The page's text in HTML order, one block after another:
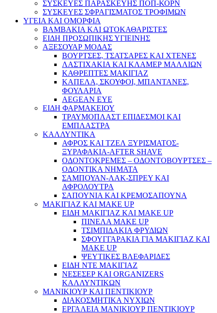
ΣΥΣΚΕΥΕΣ ΠΑΡΑΣΚΕΥΗΣ ΠΟΠ-ΚΟΡΝ
ΣΥΣΚΕΥΕΣ ΣΦΡΑΓΙΣΜΑΤΟΣ ΤΡΟΦΙΜΩΝ
ΥΓΕΙΑ ΚΑΙ ΟΜΟΡΦΙΑ
ΒΑΜΒΑΚΙΑ ΚΑΙ ΩΤΟΚΑΘΑΡΙΣΤΕΣ
ΕΙΔΗ ΠΡΟΣΩΠΙΚΗΣ ΥΓΙΕΙΝΗΣ
ΑΞΕΣΟΥΑΡ ΜΟΔΑΣ
ΒΟΥΡΤΣΕΣ, ΤΣΑΤΣΑΡΕΣ ΚΑΙ ΧΤΕΝΕΣ
ΛΑΣΤΙΧΑΚΙΑ ΚΑΙ ΚΛΑΜΕΡ ΜΑΛΛΙΩΝ
ΚΑΘΡΕΠΤΕΣ ΜΑΚΙΓΙΑΖ
ΚΑΠΕΛΑ, ΣΚΟΥΦΟΙ, ΜΠΑΝΤΑΝΕΣ,
ΦΟΥΛΑΡΙΑ
AEGEAN EYE
ΕΙΔΗ ΦΑΡΜΑΚΕΙΟΥ
ΤΡΑΥΜΟΠΛΑΣΤ ΕΠΙΔΕΣΜΟΙ ΚΑΙ
ΕΜΠΛΑΣΤΡΑ
ΚΑΛΛΥΝΤΙΚΑ
ΑΦΡΟΣ ΚΑΙ ΤΖΕΛ ΞΥΡΙΣΜΑΤΟΣ-
ΞΥΡΑΦΑΚΙΑ-AFTER SHAVE
ΟΔΟΝΤΟΚΡΕΜΕΣ – ΟΔΟΝΤΟΒΟΥΡΤΣΕΣ –
ΟΔΟΝΤΙΚΑ ΝΗΜΑΤΑ
ΣΑΜΠΟΥΑΝ-ΛΑΚ-ΣΠΡΕΥ ΚΑΙ
ΑΦΡΟΛΟΥΤΡΑ
ΣΑΠΟΥΝΙΑ ΚΑΙ ΚΡΕΜΟΣΑΠΟΥΝΑ
ΜΑΚΙΓΙΑΖ ΚΑΙ MAKE UP
ΕΙΔΗ ΜΑΚΙΓΙΑΖ ΚΑΙ MAKE UP
ΠΙΝΕΛΑ MAKE UP
ΤΣΙΜΠΙΔΑΚΙΑ ΦΡΥΔΙΩΝ
ΣΦΟΥΓΓΑΡΑΚΙΑ ΓΙΑ ΜΑΚΙΓΙΑZ ΚΑΙ
MAKE UP
ΨΕΥΤΙΚΕΣ ΒΛΕΦΑΡΙΔΕΣ
ΕΙΔΗ ΝΤΕ ΜΑΚΙΓΙΑΖ
ΝΕΣΕΣΕΡ ΚΑΙ ORGANIZERS
ΚΑΛΛΥΝΤΙΚΩΝ
ΜΑΝΙΚΙΟΥΡ ΚΑΙ ΠΕΝΤΙΚΙΟΥΡ
ΔΙΑΚΟΣΜΗΤΙΚΑ ΝΥΧΙΩΝ
ΕΡΓΑΛΕΙΑ ΜΑΝΙΚΙΟΥΡ ΠΕΝΤΙΚΙΟΥΡ